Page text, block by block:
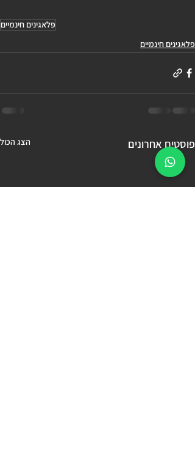
פלאגינים חינמיים
פלאגינים חינמיים
פוסטים אחרונים הצג הכול